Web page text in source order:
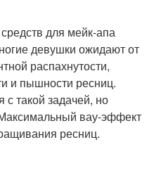
для мейк-апа
девушки ожидают от
распахнутости,
и пышности ресниц.
такой задачей, но
вау-эффект
ресниц.